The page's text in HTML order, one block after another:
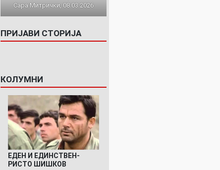
Сара Митрички, 08.03.2026
ПРИЈАВИ СТОРИЈА
КОЛУМНИ
ЕДЕН И ЕДИНСТВЕН-
РИСТО ШИШКОВ